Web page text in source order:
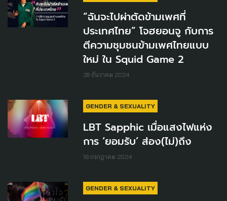
“ฉันจะไปผ่าตัดข้ามเพศที่
ประเทศไทย” โจฮยอนจู กับการ
ตีความชุมชนข้ามเพศไทยแบบ
ใหม่ ใน Squid Game 2
28 ธันวาคม 2024
GENDER & SEXUALITY
LBT Sapphic เมื่อแสงไฟแห่ง
การ ‘ยอมรับ’ ส่อง(ไม่)ถึง
16 กรกฎาคม 2024
GENDER & SEXUALITY